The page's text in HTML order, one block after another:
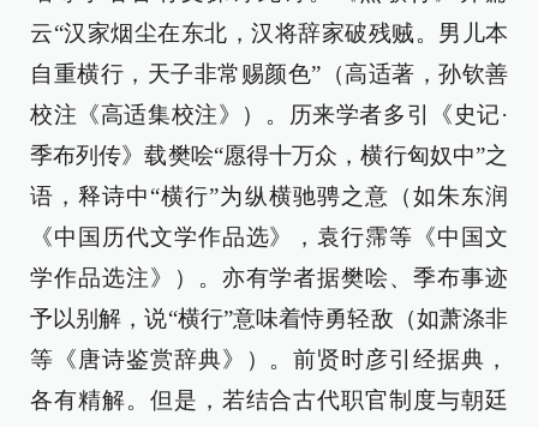
云“汉家烟尘在东北，汉将辞家破残贼。男儿本
自重横行，天子非常赐颜色”（高适著，孙钦善
校注《高适集校注》）。历来学者多引《史记·
季布列传》载樊哙“愿得十万众，横行匈奴中”之
语，释诗中“横行”为纵横驰骋之意（如朱东润
《中国历代文学作品选》，袁行霈等《中国文
学作品选注》）。亦有学者据樊哙、季布事迹
予以别解，说“横行”意味着恃勇轻敌（如萧涤非
等《唐诗鉴赏辞典》）。前贤时彦引经据典，
各有精解。但是，若结合古代职官制度与朝廷